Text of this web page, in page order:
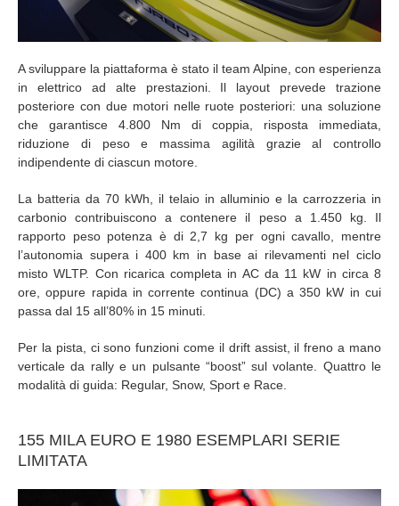
A sviluppare la piattaforma è stato il team Alpine, con esperienza
in elettrico ad alte prestazioni. Il layout prevede trazione
posteriore con due motori nelle ruote posteriori: una soluzione
che garantisce 4.800 Nm di coppia, risposta immediata,
riduzione di peso e massima agilità grazie al controllo
indipendente di ciascun motore.
La batteria da 70 kWh, il telaio in alluminio e la carrozzeria in
carbonio contribuiscono a contenere il peso a 1.450 kg. Il
rapporto peso potenza è di 2,7 kg per ogni cavallo, mentre
l’autonomia supera i 400 km in base ai rilevamenti nel ciclo
misto WLTP. Con ricarica completa in AC da 11 kW in circa 8
ore, oppure rapida in corrente continua (DC) a 350 kW in cui
passa dal 15 all’80% in 15 minuti.
Per la pista, ci sono funzioni come il drift assist, il freno a mano
verticale da rally e un pulsante “boost” sul volante. Quattro le
modalità di guida: Regular, Snow, Sport e Race.
155 MILA EURO E 1980 ESEMPLARI SERIE
LIMITATA